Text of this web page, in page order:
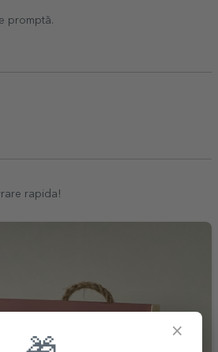
promptă.
rapida!
×